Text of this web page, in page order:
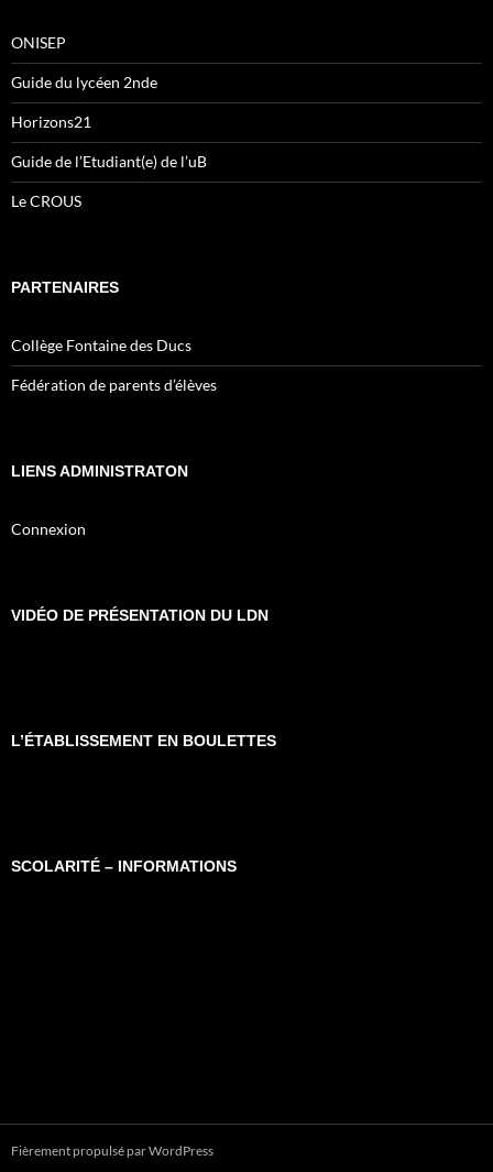
ONISEP
Guide du lycéen 2nde
Horizons21
Guide de l’Etudiant(e) de l’uB
Le CROUS
PARTENAIRES
Collège Fontaine des Ducs
Fédération de parents d’élèves
LIENS ADMINISTRATON
Connexion
VIDÉO DE PRÉSENTATION DU LDN
L’ÉTABLISSEMENT EN BOULETTES
SCOLARITÉ – INFORMATIONS
Fièrement propulsé par WordPress